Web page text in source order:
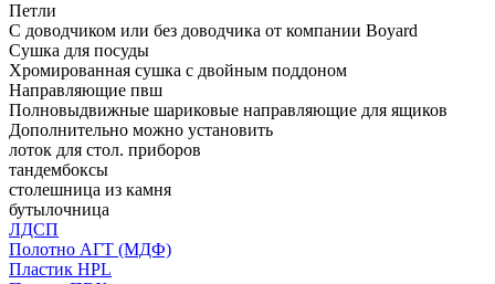
Петли
С доводчиком или без доводчика от компании Boyard
Сушка для посуды
Хромированная сушка с двойным поддоном
Направляющие пвш
Полновыдвижные шариковые направляющие для ящиков
Дополнительно можно установить
лоток для стол. приборов
тандембоксы
столешница из камня
бутылочница
ЛДСП
Полотно АГТ (МДФ)
Пластик HPL